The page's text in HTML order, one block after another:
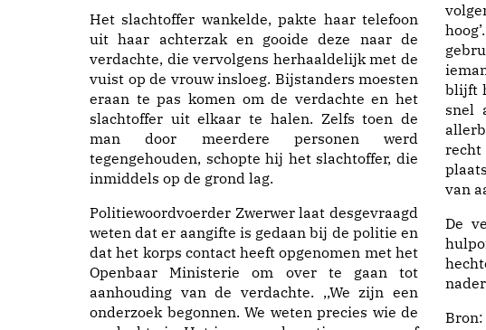
Het slachtoffer wankelde, pakte haar telefoon
uit haar achterzak en gooide deze naar de
verdachte, die vervolgens herhaaldelijk met de
vuist op de vrouw insloeg. Bijstanders moesten
eraan te pas komen om de verdachte en het
slachtoffer uit elkaar te halen. Zelfs toen de
man door meerdere personen werd
tegengehouden, schopte hij het slachtoffer, die
inmiddels op de grond lag.
Politiewoordvoerder Zwerwer laat desgevraagd
weten dat er aangifte is gedaan bij de politie en
dat het korps contact heeft opgenomen met het
Openbaar Ministerie om over te gaan tot
aanhouding van de verdachte. ,,We zijn een
onderzoek begonnen. We weten precies wie de
blijft
snel
van
De
Bron: